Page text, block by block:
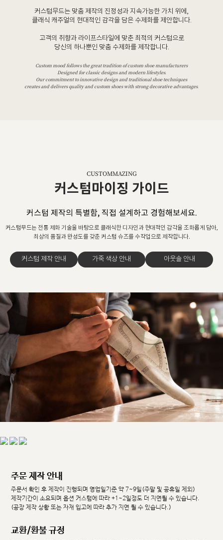
커스텀무드는 맞춤 제작의 진정성과 지속가능한 가치 위에,
클래식 캐주얼의 현대적인 감각을 담은 수제화를 제안합니다.
고객의 취향과 라이프스타일에 맞춘 최적의 커스텀으로
당신의 하나뿐인 맞춤 수제화를 제작합니다.
Custom mood follows the great tradition of custom shoe manufacturers
Designed for classic designs and modern lifestyles.
Our commitment to innovative design and traditional shoe techniques
creates and delivers quality and custom shoes with strong decorative advantages.
CUSTOMMAZING
커스텀마이징 가이드
커스텀 제작의 특별함, 직접 설계하고 경험해보세요.
커스텀무드는 전통 제화 기술을 바탕으로 클래식한 디자인과 현대적인 감각을 조화롭게 담아,
최상의 품질과 완성도를 갖춘 커스텀 슈즈를 수작업으로 제작합니다.
커스텀 제작 안내 가죽 색상 안내 아웃솔 안내
주문 제작 안내
주문서 확인 후 제작이 진행되며 영업일기준 약 7~9일(주말 및 공휴일 제외)
제작기간이 소요되며 옵션 커스텀에 따라 +1~2일정도 더 지연될 수 있습니다.
(공장 제작 상황 또는 자재 입고에 따라 추가 지연 될 수 있습니다.)
교환/환불 규정